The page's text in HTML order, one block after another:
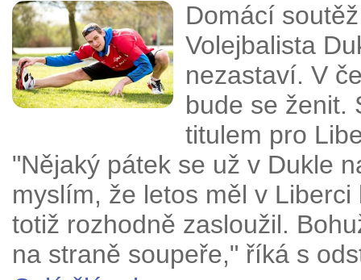
Domácí
Volejbalista
nezastaví. V
bude se ženit.
titulem pro
"Nějaký pátek se už v Dukle
myslím, že letos měl v
totiž rozhodně zasloužil.
na straně soupeře," říká s